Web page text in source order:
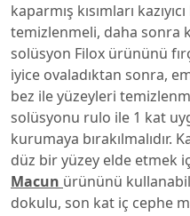
kaparmış kısımları
temizlenmeli, daha sonra
solüsyon Filox ürününü
iyice ovaladıktan sonra,
bez ile yüzeyleri
solüsyonu rulo ile 1 kat
kurumaya bırakılmalıdır.
düz bir yüzey elde etmek
Macun ürününü
dokulu, son kat iç cephe